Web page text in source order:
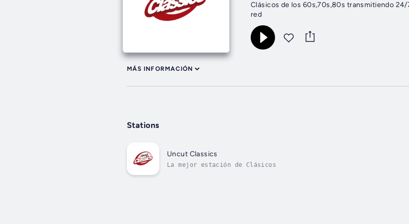
Clásicos de los 60s,70s,80s transmitiendo
red
MÁS INFORMACIÓN
Stations
Uncut Classics
La mejor estación de Clásicos